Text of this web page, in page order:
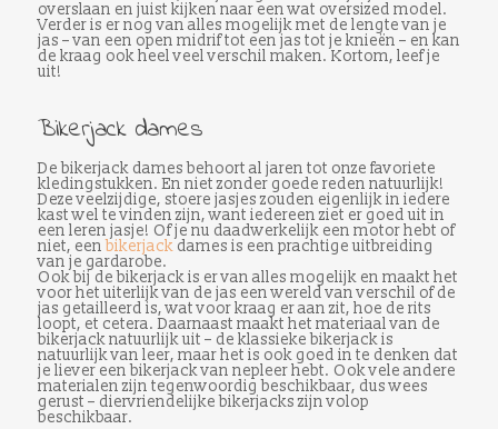
overslaan en juist kijken naar een wat oversized model.
Verder is er nog van alles mogelijk met de lengte van je
jas – van een open midrif tot een jas tot je knieën – en kan
de kraag ook heel veel verschil maken. Kortom, leef je
uit!
Bikerjack dames
De bikerjack dames behoort al jaren tot onze favoriete
kledingstukken. En niet zonder goede reden natuurlijk!
Deze veelzijdige, stoere jasjes zouden eigenlijk in iedere
kast wel te vinden zijn, want iedereen ziet er goed uit in
een leren jasje! Of je nu daadwerkelijk een motor hebt of
niet, eenbikerjackdames is een prachtige uitbreiding
van je gardarobe.
Ook bij de bikerjack is er van alles mogelijk en maakt het
voor het uiterlijk van de jas een wereld van verschil of de
jas getailleerd is, wat voor kraag er aan zit, hoe de rits
loopt, et cetera. Daarnaast maakt het materiaal van de
bikerjack natuurlijk uit – de klassieke bikerjack is
natuurlijk van leer, maar het is ook goed in te denken dat
je liever een bikerjack van nepleer hebt. Ook vele andere
materialen zijn tegenwoordig beschikbaar, dus wees
gerust – diervriendelijke bikerjacks zijn volop
beschikbaar.